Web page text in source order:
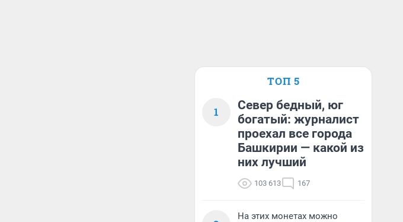
ТОП 5
1
Север бедный, юг
богатый: журналист
проехал все города
Башкирии — какой из
них лучший
103 613 167
На этих монетах можно